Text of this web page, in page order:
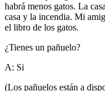
habrá menos gatos. La
casa y la incendia. Mi
el libro de los gatos.
¿Tienes un pañuelo?
A: Si
(Los pañuelos están a